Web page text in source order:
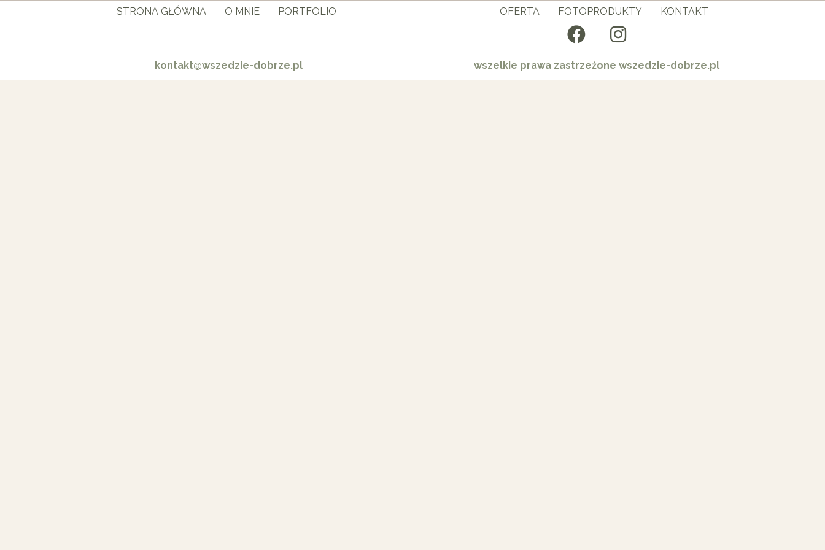
STRONA GŁÓWNA O MNIE PORTFOLIO OFERTA FOTOPRODUKTY KONTAKT
kontakt@wszedzie-dobrze.pl wszelkie prawa zastrzeżone wszedzie-dobrze.pl